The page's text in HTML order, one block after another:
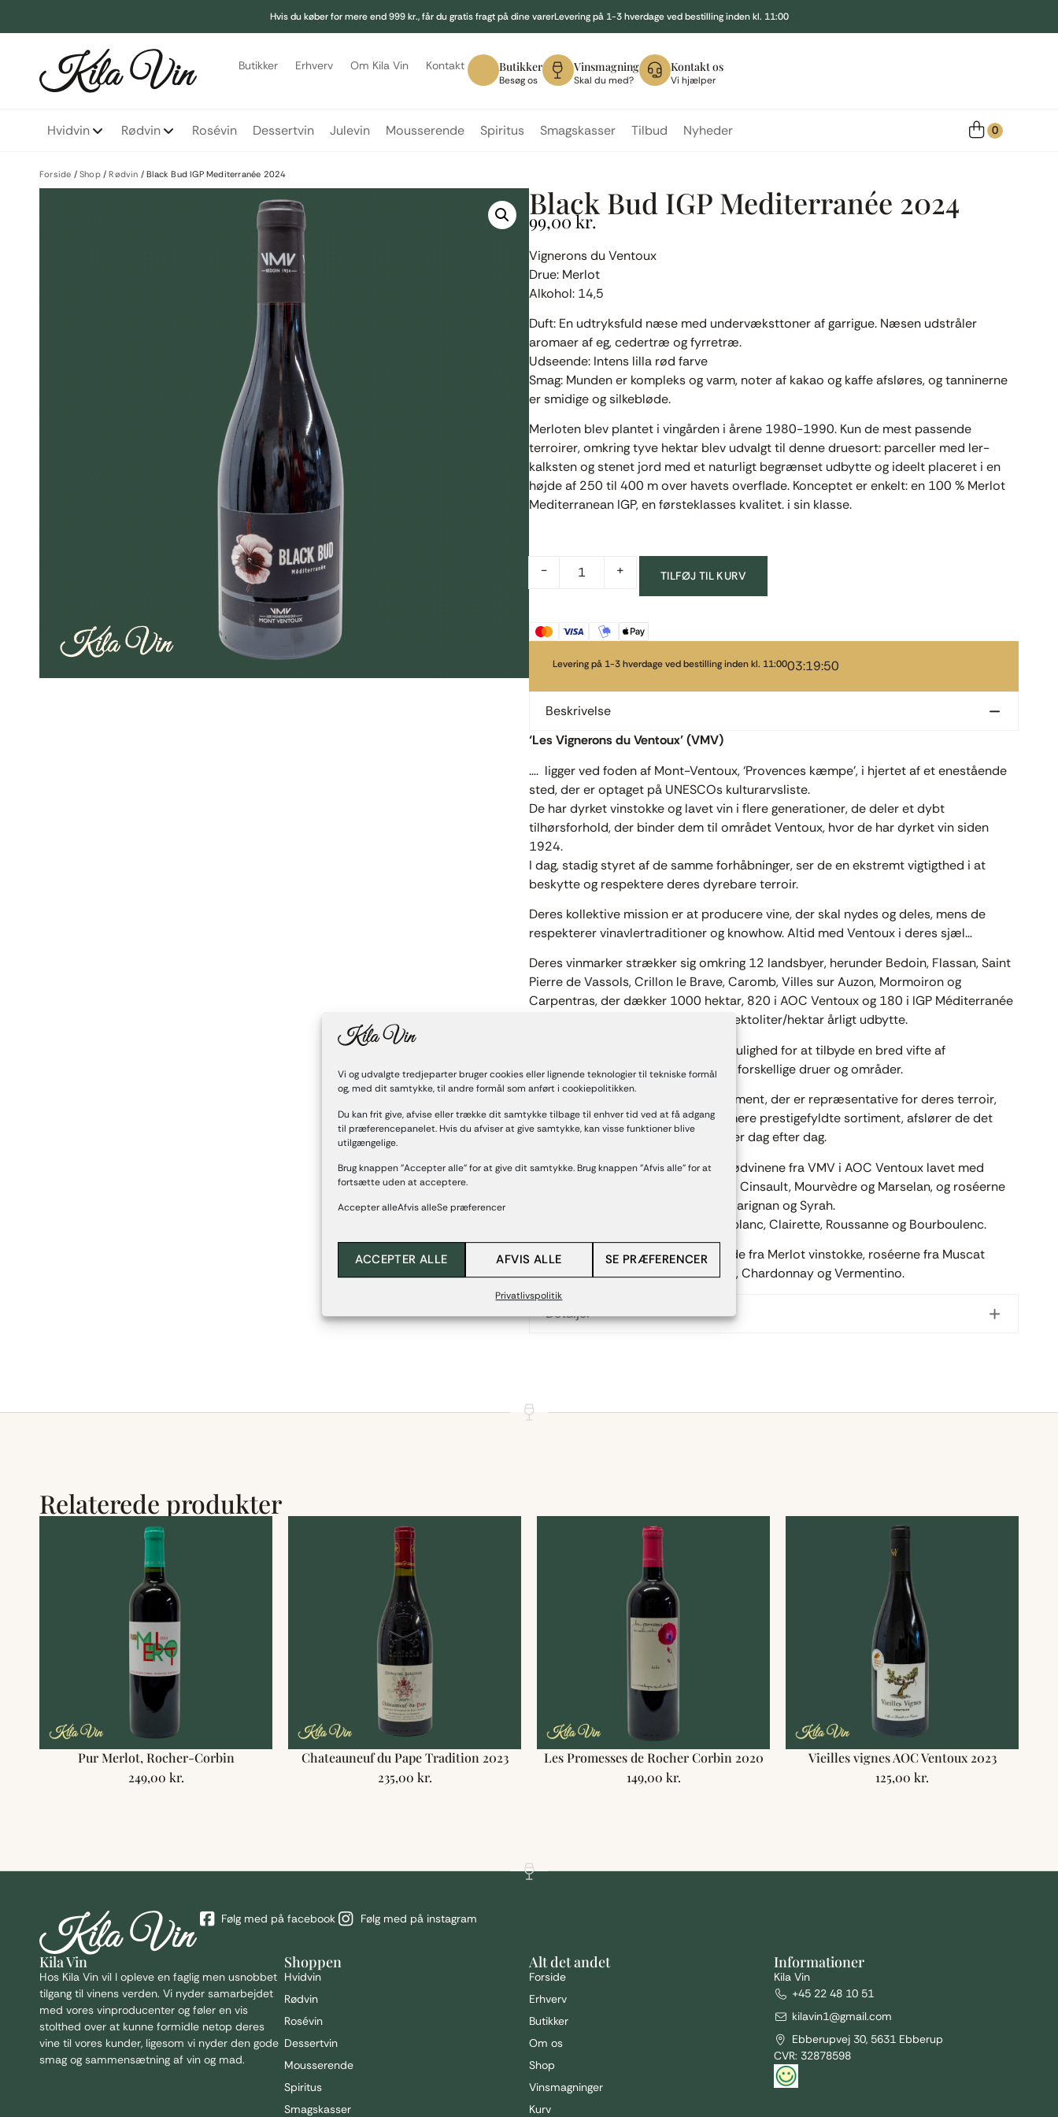
Vi og udvalgte tredjeparter bruger cookies eller lignende teknologier til tekniske formål
og, med dit samtykke, til andre formål som anført i cookiepolitikken.
Du kan frit give, afvise eller trække dit samtykke tilbage til enhver tid ved at få adgang
til præferencepanelet. Hvis du afviser at give samtykke, kan visse funktioner blive
utilgængelige.
Brug knappen "Accepter alle" for at give dit samtykke. Brug knappen "Afvis alle" for at
fortsætte uden at acceptere.
Accepter alleAfvis alleSe præferencer
ACCEPTER ALLE AFVIS ALLE SE PRÆFERENCER
Privatlivspolitik
Hvis du køber for mere end 999 kr., får du gratis fragt på dine varerLevering på 1-3 hverdage ved bestilling inden kl. 11:00
Butikker Erhverv Om Kila Vin Kontakt Butikker
Besøg os
Vinsmagning
Skal du med?
Kontakt os
Vi hjælper
Hvidvin Rødvin Rosévin Dessertvin Julevin Mousserende Spiritus Smagskasser Tilbud Nyheder 0
Indkøbskurv
Levering på 1-3 hverdage ved bestilling inden kl. 11:00
Køb for
999,00 kr.mere for gratis fragt
I alt 0,00kr.
Forside /Shop/Rødvin /Black Bud IGP Mediterranée 2024
Black Bud IGP Mediterranée 2024
99,00kr.
Vignerons du Ventoux
Drue: Merlot
Alkohol: 14,5
Duft: En udtryksfuld næse med undervæksttoner af garrigue. Næsen udstråler
aromaer af eg, cedertræ og fyrretræ.
Udseende: Intens lilla rød farve
Smag: Munden er kompleks og varm, noter af kakao og kaffe afsløres, og tanninerne
er smidige og silkebløde.
Merloten blev plantet i vingården i årene 1980-1990. Kun de mest passende
terroirer, omkring tyve hektar blev udvalgt til denne druesort: parceller med ler-
kalksten og stenet jord med et naturligt begrænset udbytte og ideelt placeret i en
højde af 250 til 400 m over havets overflade. Konceptet er enkelt: en 100 % Merlot
Mediterranean IGP, en førsteklasses kvalitet. i sin klasse.
- + TILFØJ TIL KURV
Levering på 1-3 hverdage ved bestilling inden kl. 11:0003:19:49
Beskrivelse
‘Les Vignerons du Ventoux’ (VMV)
…. ligger ved foden af ​​Mont-Ventoux, ‘Provences kæmpe’, i hjertet af et enestående
sted, der er optaget på UNESCOs kulturarvsliste.
De har dyrket vinstokke og lavet vin i flere generationer, de deler et dybt
tilhørsforhold, der binder dem til området Ventoux, hvor de har dyrket vin siden
1924.
I dag, stadig styret af de samme forhåbninger, ser de en ekstremt vigtigthed i at
beskytte og respektere deres dyrebare terroir.
Deres kollektive mission er at producere vine, der skal nydes og deles, mens de
respekterer vinavlertraditioner og knowhow. Altid med Ventoux i deres sjæl…
Deres vinmarker strækker sig omkring 12 landsbyer, herunder Bedoin, Flassan, Saint
Pierre de Vassols, Crillon le Brave, Caromb, Villes sur Auzon, Mormoiron og
Carpentras, der dækker 1000 hektar, 820 i AOC Ventoux og 180 i IGP Méditerranée
45 med hectoliters. /hektar og 65 hektoliter/hektar årligt udbytte.
Deres viden og erfaring giver dem mulighed for at tilbyde en bred vifte af
smagsoplevelser takket være deres forskellige druer og områder.
Med det såkaldte ‘entry-level’-sortiment, der er repræsentative for deres terroir,
som er mere komplekse, og deres mere prestigefyldte sortiment, afslører de det
fulde potentiale i deres appellationer dag efter dag.
Inden for denne mangfoldighed er rødvinene fra VMV i AOC Ventoux lavet med
sorterne Grenache, Syrah, Carignan, Cinsault, Mourvèdre og Marselan, og roséerne
med sorterne Grenache, Cinsault, Carignan og Syrah.
Hvidvinene er lavet med Grenache blanc, Clairette, Roussanne og Bourboulenc.
Til IGP Méditerranée kommer de røde fra Merlot vinstokke, roséerne fra Muscat
vinstokke og hvidvinene fra Viognier, Chardonnay og Vermentino.
Detaljer
Relaterede produkter
Pur Merlot, Rocher-Corbin
249,00 kr.
Chateauneuf du Pape Tradition 2023
235,00 kr.
Les Promesses de Rocher Corbin 2020
149,00 kr.
Vieilles vignes AOC Ventoux 2023
125,00 kr.
Følg med på facebook Følg med på instagram
Kila Vin
Hos Kila Vin vil I opleve en faglig men usnobbet
tilgang til vinens verden. Vi nyder samarbejdet
med vores vinproducenter og føler en vis
stolthed over at kunne formidle netop deres
vine til vores kunder, ligesom vi nyder den gode
smag og sammensætning af vin og mad.
Shoppen
Hvidvin
Rødvin
Rosévin
Dessertvin
Mousserende
Spiritus
Smagskasser
Alt det andet
Forside
Erhverv
Butikker
Om os
Shop
Vinsmagninger
Kurv
Informationer
Kila Vin
+45 22 48 10 51
kilavin1@gmail.com
Ebberupvej 30, 5631 Ebberup
CVR: 32878598